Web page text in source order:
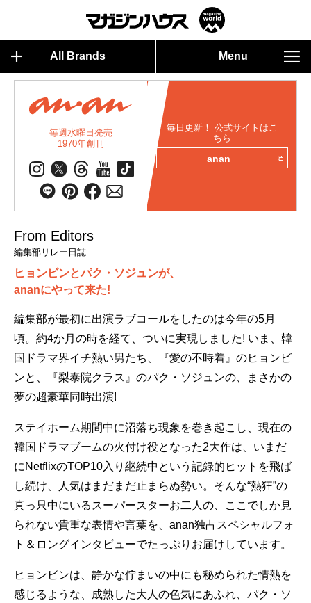
All Brands Menu
毎週水曜日発売
1970年創刊
毎日更新！ 公式サイトはこ
ちら
anan
From Editors
編集部リレー日誌
ヒョンビンとパク・ソジュンが、
ananにやって来た!
編集部が最初に出演ラブコールをしたのは今年の5月
頃。約4か月の時を経て、ついに実現しました! いま、韓
国ドラマ界イチ熱い男たち、『愛の不時着』のヒョンビ
ンと、『梨泰院クラス』のパク・ソジュンの、まさかの
夢の超豪華同時出演!
ステイホーム期間中に沼落ち現象を巻き起こし、現在の
韓国ドラマブームの火付け役となった2大作は、いまだ
にNetflixのTOP10入り継続中という記録的ヒットを飛ば
し続け、人気はまだまだ止まらぬ勢い。そんな“熱狂”の
真っ只中にいるスーパースターお二人の、ここでしか見
られない貴重な表情や言葉を、anan独占スペシャルフォ
ト＆ロングインタビューでたっぷりお届けしています。
ヒョンビンは、静かな佇まいの中にも秘められた情熱を
感じるような、成熟した大人の色気にあふれ、パク・ソ